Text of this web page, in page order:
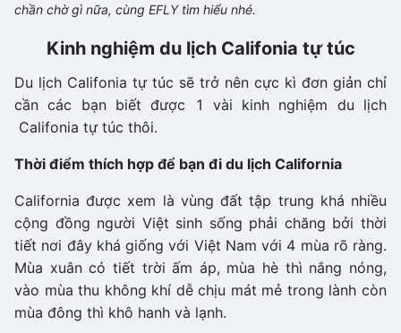
chần chờ gì nữa, cùng EFLY tìm hiểu nhé.
Kinh nghiệm du lịch Califonia tự túc
Du lịch Califonia tự túc sẽ trở nên cực kì đơn giản chỉ
cần các bạn biết được 1 vài kinh nghiệm du lịch
Califonia tự túc thôi.
Thời điểm thích hợp để bạn đi du lịch California
California được xem là vùng đất tập trung khá nhiều
cộng đồng người Việt sinh sống phải chăng bởi thời
tiết nơi đây khá giống với Việt Nam với 4 mùa rõ ràng.
Mùa xuân có tiết trời ấm áp, mùa hè thì nắng nóng,
vào mùa thu không khí dễ chịu mát mẻ trong lành còn
mùa đông thì khô hanh và lạnh.